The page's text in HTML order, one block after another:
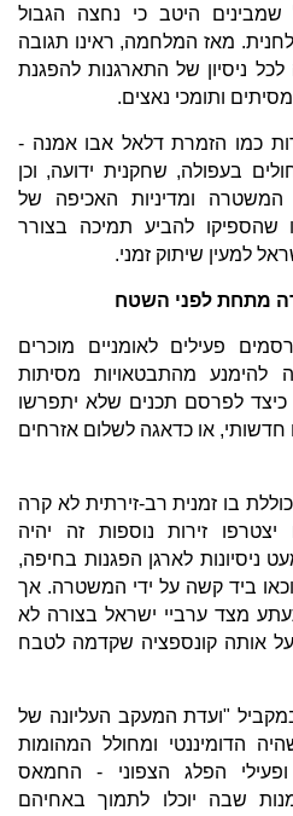
היטב כי נחצה הגבול
מאז המלחמה, ראינו תגובה
ניסיון של התארגנות להפגנת
ותומכי נאצים.
כמו הזמרת דלאל אבו אמנה -
בעפולה, שחקנית ידועה, וכן
ומדיניות האכיפה של
שהספיקו להביע תמיכה בצורר
למעין שיתוק זמני.
מתחת לפני השטח
פעילים לאומניים מוכרים
להימנע מהתבטאויות מסיתות
לפרסם תכנים שלא יתפרשו
חדשותי, או כדאגה לשלום אזרחים
בו זמנית רב-זירתית לא קרה
זירות נוספות זה יהיה
ניסיונות לארגן הפגנות בחיפה,
ביד קשה על ידי המשטרה. אך
מצד ערביי ישראל בצורה לא
על אותה קונספציה שקדמה לטבח
"ועדת המעקב העליונה של
הדומיננטי ומחולל המהומות
הפלג הצפוני - החמאס
שבה יוכלו לתמוך באחיהם